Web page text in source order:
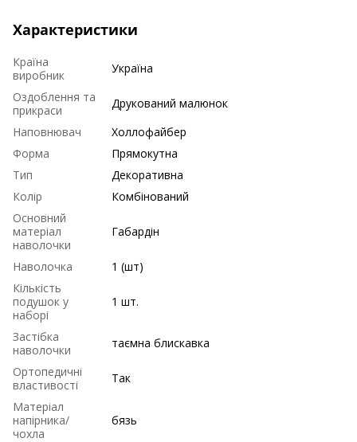
Характеристики
Країна
виробник
Україна
Оздоблення та
прикраси
Друкований малюнок
Наповнювач
Холлофайбер
Форма
Прямокутна
Тип
Декоративна
Колір
Комбінований
Основний
матеріал
наволочки
Габардін
Наволочка
1 (шт)
Кількість
подушок у
наборі
1 шт.
Застібка
наволочки
таємна блискавка
Ортопедичні
властивості
Так
Матеріал
напірника/
чохла
бязь